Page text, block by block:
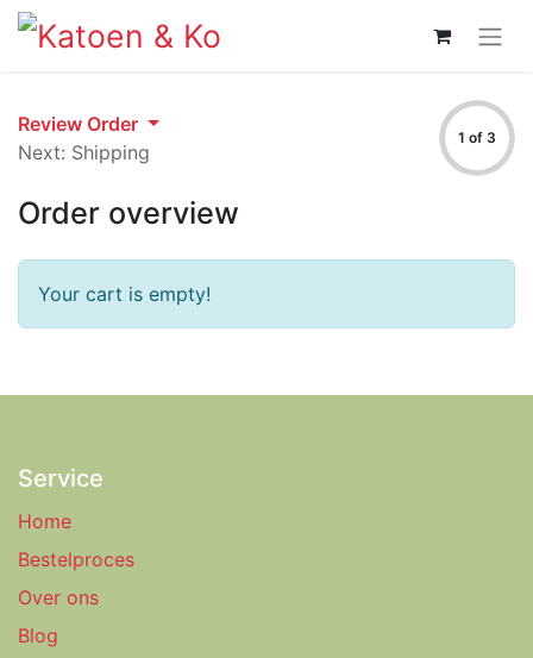
Review Order
Next: Shipping
1 of 3
Order overview
Your cart is empty!
Service
Home
Bestelproces
Over ons
Blog